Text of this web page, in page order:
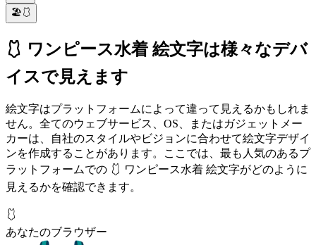
🏖️🩱
🩱 ワンピース水着 絵文字は様々なデバ
イスで見えます
絵文字はプラットフォームによって違って見えるかもしれま
せん。全てのウェブサービス、OS、またはガジェットメー
カーは、自社のスタイルやビジョンに合わせて絵文字デザイ
ンを作成することがあります。ここでは、最も人気のあるプ
ラットフォームでの 🩱 ワンピース水着 絵文字がどのように
見えるかを確認できます。
🩱
あなたのブラウザー